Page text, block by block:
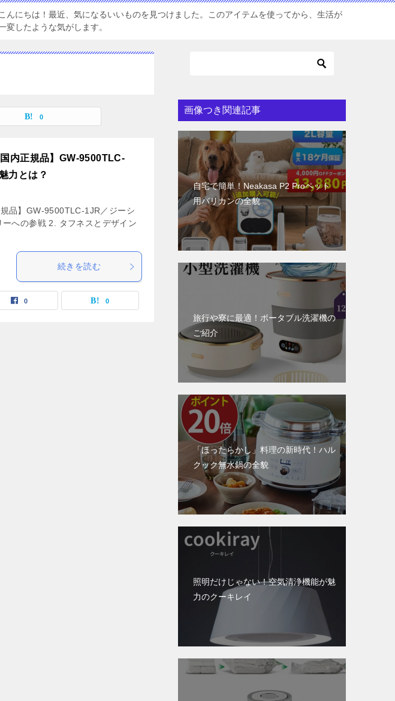
こんにちは！最近、気になるいいものを見つけました。このアイテムを使ってから、生活が
変したような気がします。
0
内正規品】GW-9500TLC-
力とは？
品】GW-9500TLC-1JR／ジーシ
への参戦 2. タフネスとデザイン
続きを読む
0 0
画像つき関連記事
自宅で簡単！Neakasa P2 Proペット
用バリカンの全貌
旅行や寮に最適！ポータブル洗濯機の
ご紹介
「ほったらかし」料理の新時代！ハル
クック無水鍋の全貌
照明だけじゃない！空気清浄機能が魅
力のクーキレイ